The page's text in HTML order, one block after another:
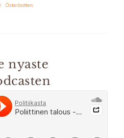
Österbotten
nyaste